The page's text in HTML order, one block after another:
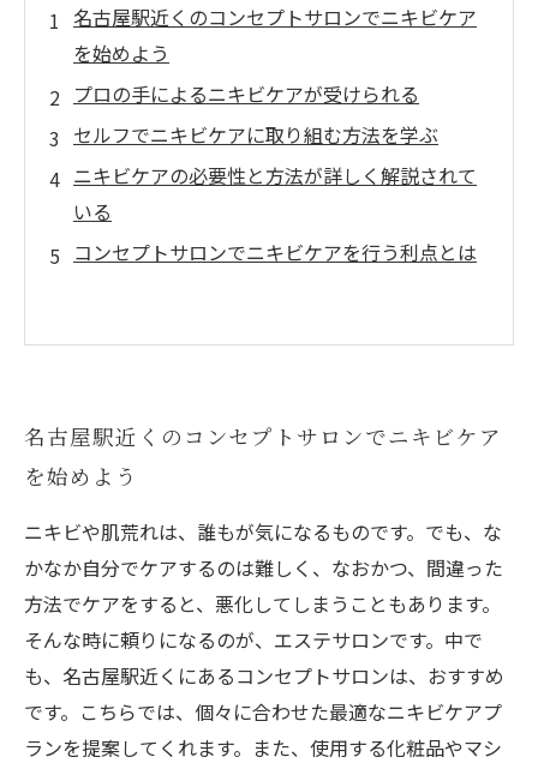
名古屋駅近くのコンセプトサロンでニキビケア
を始めよう
プロの手によるニキビケアが受けられる
セルフでニキビケアに取り組む方法を学ぶ
ニキビケアの必要性と方法が詳しく解説されて
いる
コンセプトサロンでニキビケアを行う利点とは
名古屋駅近くのコンセプトサロンでニキビケア
を始めよう
ニキビや肌荒れは、誰もが気になるものです。でも、な
かなか自分でケアするのは難しく、なおかつ、間違った
方法でケアをすると、悪化してしまうこともあります。
そんな時に頼りになるのが、エステサロンです。中で
も、名古屋駅近くにあるコンセプトサロンは、おすすめ
です。こちらでは、個々に合わせた最適なニキビケアプ
ランを提案してくれます。また、使用する化粧品やマシ